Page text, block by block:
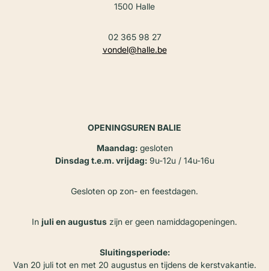
1500 Halle
02 365 98 27
vondel@halle.be
OPENINGSUREN BALIE
Maandag:gesloten
Dinsdag t.e.m. vrijdag:9u-12u / 14u-16u
Gesloten op zon- en feestdagen.
In juli en augustus zijn er geen namiddagopeningen.
Sluitingsperiode:
Van 20 juli tot en met 20 augustus en tijdens de kerstvakantie.